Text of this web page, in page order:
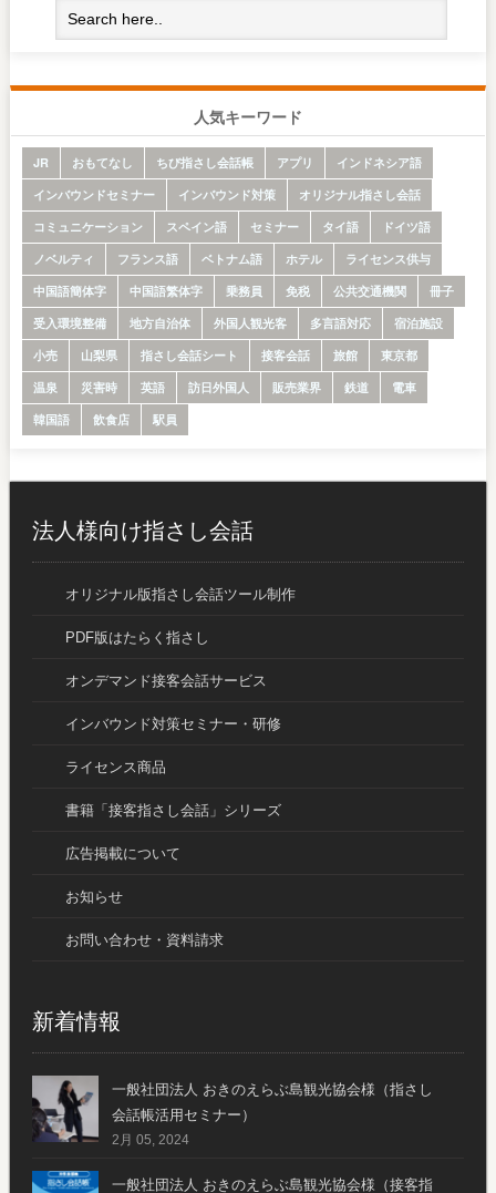
人気キーワード
JR おもてなし ちび指さし会話帳 アプリ
インドネシア語
インバウンドセミナー
インバウンド対策
オリジナル指さし会話
コミュニケーション
スペイン語 セミナー タイ語
ドイツ語
ノベルティ
フランス語 ベトナム語 ホテル
ライセンス供与
中国語簡体字
中国語繁体字 乗務員 免税 公共交通機関
冊子
受入環境整備
地方自治体 外国人観光客 多言語対応
宿泊施設
小売
山梨県 指さし会話シート 接客会話 旅館
東京都
温泉
災害時 英語 訪日外国人 販売業界 鉄道
電車
韓国語
飲食店 駅員
法人様向け指さし会話
オリジナル版指さし会話ツール制作
PDF版はたらく指さし
オンデマンド接客会話サービス
インバウンド対策セミナー・研修
ライセンス商品
書籍「接客指さし会話」シリーズ
広告掲載について
お知らせ
お問い合わせ・資料請求
新着情報
一般社団法人 おきのえらぶ島観光協会様（指さし
会話帳活用セミナー）
2月 05, 2024
一般社団法人 おきのえらぶ島観光協会様（接客指